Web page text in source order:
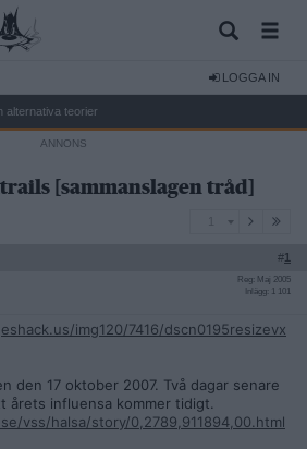
LOGGA IN
alternativa teorier
[sammanslagen tråd]
#1
Reg: Maj 2005
Inlägg: 1 101
img120/7416/dscn0195resizevx
den 17 oktober 2007. Två dagar senare
årets influensa kommer tidigt.
vss/halsa/story/0,2789,911894,00.html